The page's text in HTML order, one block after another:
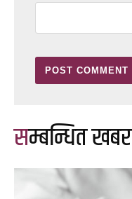
सम्बन्धित खबर